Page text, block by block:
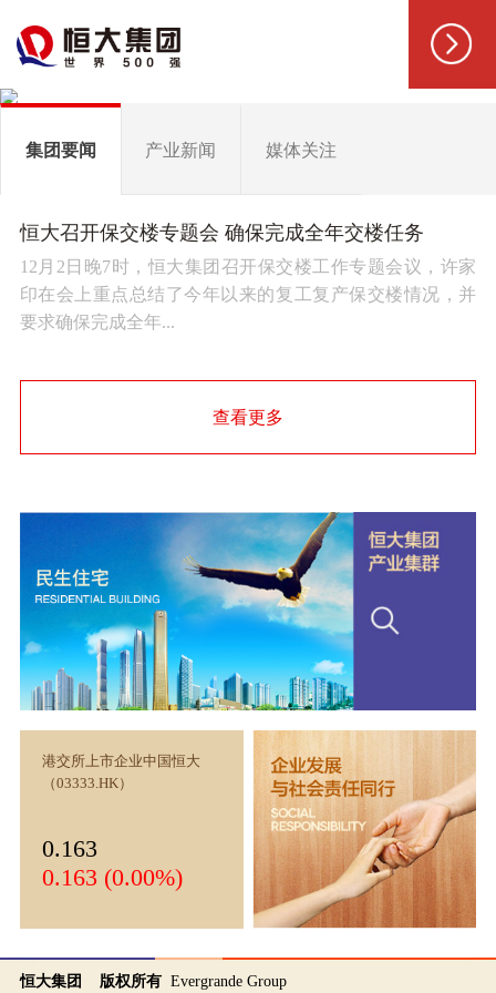
集团要闻 产业新闻 媒体关注
恒大召开保交楼专题会 确保完成全年交楼任务
12月2日晚7时，恒大集团召开保交楼工作专题会议，许家
印在会上重点总结了今年以来的复工复产保交楼情况，并
要求确保完成全年...
查看更多
港交所上市企业中国恒大
（03333.HK）
0.163
0.163 (0.00%)
恒大集团 版权所有Evergrande Group